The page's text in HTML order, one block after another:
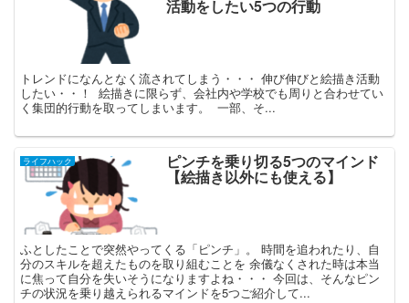
活動をしたい5つの行動
トレンドになんとなく流されてしまう・・・ 伸び伸びと絵描き活動
したい・・！ 絵描きに限らず、会社内や学校でも周りと合わせてい
く集団的行動を取ってしまいます。 一部、そ...
ライフハック ピンチを乗り切る5つのマインド
【絵描き以外にも使える】
ふとしたことで突然やってくる「ピンチ」。 時間を追われたり、自
分のスキルを超えたものを取り組むことを 余儀なくされた時は本当
に焦って自分を失いそうになりますよね・・・ 今回は、そんなピン
チの状況を乗り越えられるマインドを5つご紹介して...